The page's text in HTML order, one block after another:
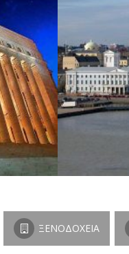
ΞΕΝΟΔΟΧΕΊΑ